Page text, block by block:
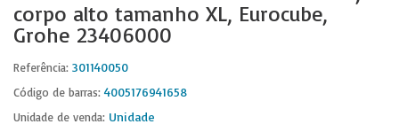
corpo alto tamanho XL, Eurocube,
Grohe 23406000
Referência: 301140050
Código de barras: 4005176941658
Unidade de venda: Unidade